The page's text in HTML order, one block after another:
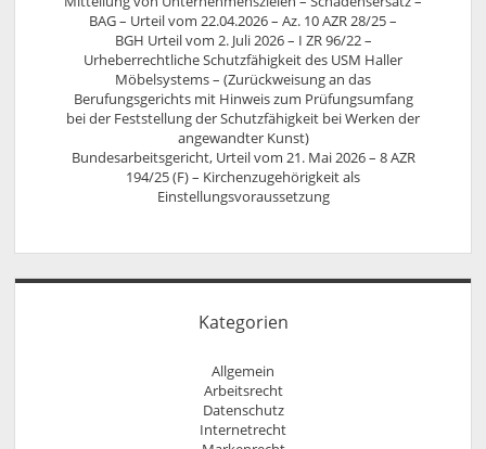
BAG – Urteil vom 22.04.2026 – Az. 10 AZR 28/25 –
BGH Urteil vom 2. Juli 2026 – I ZR 96/22 –
Urheberrechtliche Schutzfähigkeit des USM Haller
Möbelsystems – (Zurückweisung an das
Berufungsgerichts mit Hinweis zum Prüfungsumfang
bei der Feststellung der Schutzfähigkeit bei Werken der
angewandter Kunst)
Bundesarbeitsgericht, Urteil vom 21. Mai 2026 – 8 AZR
194/25 (F) – Kirchenzugehörigkeit als
Einstellungsvoraussetzung
Kategorien
Allgemein
Arbeitsrecht
Datenschutz
Internetrecht